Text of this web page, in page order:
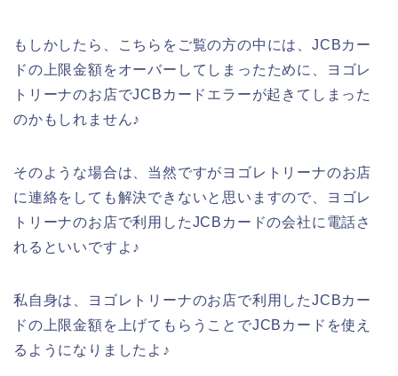
もしかしたら、こちらをご覧の方の中には、JCBカー
ドの上限金額をオーバーしてしまったために、ヨゴレ
トリーナのお店でJCBカードエラーが起きてしまった
のかもしれません♪
そのような場合は、当然ですがヨゴレトリーナのお店
に連絡をしても解決できないと思いますので、ヨゴレ
トリーナのお店で利用したJCBカードの会社に電話さ
れるといいですよ♪
私自身は、ヨゴレトリーナのお店で利用したJCBカー
ドの上限金額を上げてもらうことでJCBカードを使え
るようになりましたよ♪